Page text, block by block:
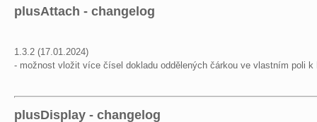
plusAttach - changelog
1.3.2 (17.01.2024)
- možnost vložit více čísel dokladu oddělených čárkou ve vlastním poli k
plusDisplay - changelog